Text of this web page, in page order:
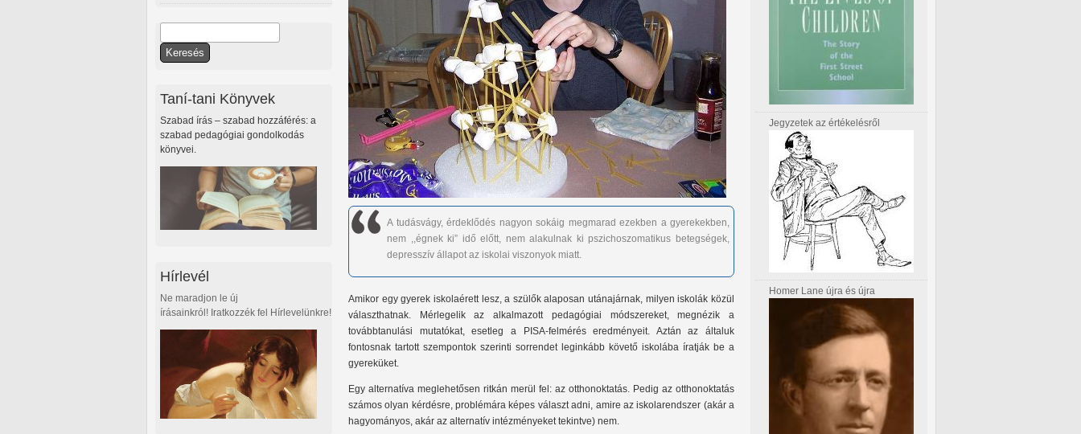
A tudásvágy, érdeklődés nagyon sokáig megmarad ezekben a gyerekekben,
nem ,,égnek ki” idő előtt, nem alakulnak ki pszichoszomatikus betegségek,
depresszív állapot az iskolai viszonyok miatt.
Amikor egy gyerek iskolaérett lesz, a szülők alaposan utánajárnak, milyen iskolák közül
választhatnak. Mérlegelik az alkalmazott pedagógiai módszereket, megnézik a
továbbtanulási mutatókat, esetleg a PISA-felmérés eredményeit. Aztán az általuk
fontosnak tartott szempontok szerinti sorrendet leginkább követő iskolába íratják be a
gyereküket.
Egy alternatíva meglehetősen ritkán merül fel: az otthonoktatás. Pedig az otthonoktatás
számos olyan kérdésre, problémára képes választ adni, amire az iskolarendszer (akár a
hagyományos, akár az alternatív intézményeket tekintve) nem.
Keresés űrlap
Taní-tani Könyvek
Szabad írás – szabad hozzáférés: a
szabad pedagógiai gondolkodás
könyvei.
Hírlevél
Ne maradjon le új
írásainkról! Iratkozzék fel Hírlevelünkre!
Jegyzetek az értékelésről
Homer Lane újra és újra